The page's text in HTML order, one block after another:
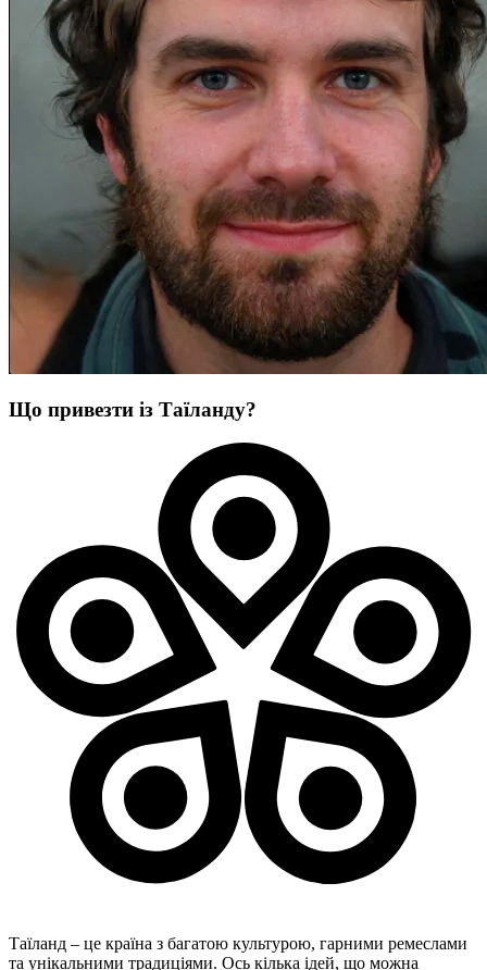
Що привезти із Таїланду?
Таїланд – це країна з багатою культурою, гарними ремеслами
та унікальними традиціями. Ось кілька ідей, що можна